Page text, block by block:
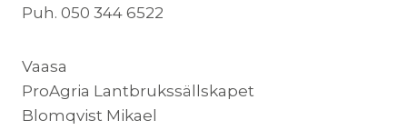
Puh. 050 344 6522
Vaasa
ProAgria Lantbrukssällskapet
Blomqvist Mikael